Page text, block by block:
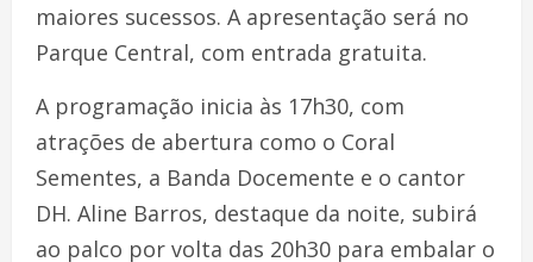
maiores sucessos. A apresentação será no
Parque Central, com entrada gratuita.
A programação inicia às 17h30, com
atrações de abertura como o Coral
Sementes, a Banda Docemente e o cantor
DH. Aline Barros, destaque da noite, subirá
ao palco por volta das 20h30 para embalar o